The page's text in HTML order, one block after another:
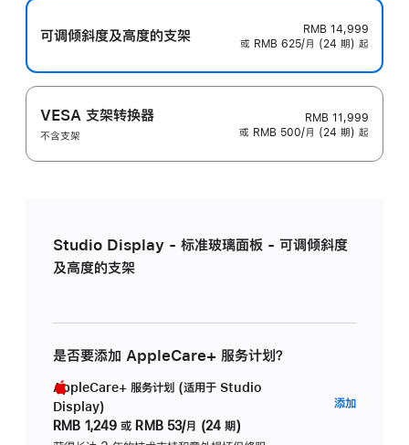
可调倾斜度及高‍度的支‍架
RMB 14,999
或 RMB 625/月 (24 期) 起
VESA 支架转换器
不含支架
RMB 11,999
或 RMB 500/月 (24 期) 起
Studio Display - 标准玻璃面板 - 可调倾斜度
及高度的支架
是否要添加 AppleCare+ 服务计划？
AppleCare+ 服务计划 (适用于 Studio
Display)
RMB 1,249 或 RMB 53/月 (24 期)
添加